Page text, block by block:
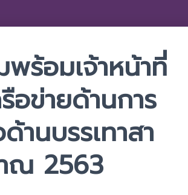
พร้อมเจ้าหน้าที่
อข่ายด้านการ
นบรรเทาสา
ณ 2563